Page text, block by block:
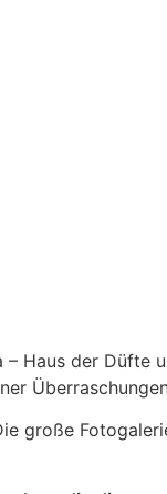
Haus der
große